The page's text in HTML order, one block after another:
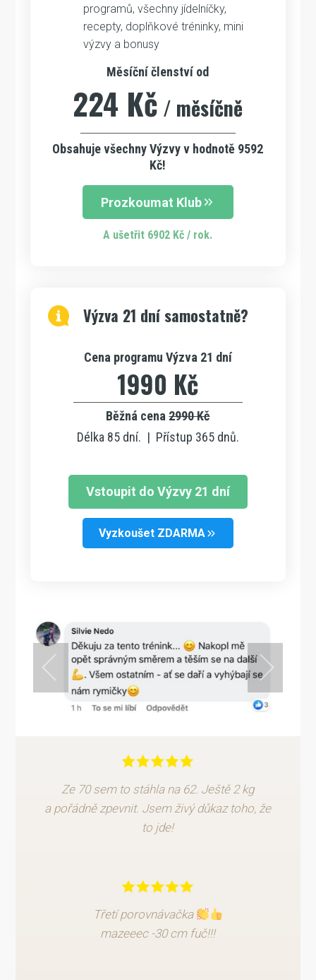
programů, všechny jídelníčky,
recepty, doplňkové tréninky, mini
výzvy a bonusy
Měsíční členství od
224 Kč / měsíčně
Obsahuje všechny Výzvy v hodnotě 9592
Kč!
Prozkoumat Klub
A ušetřit 6902 Kč / rok.
Výzva 21 dní samostatně?
Cena programu Výzva 21 dní
1990 Kč
Běžná cena2990 Kč
Délka 85 dní. | Přístup 365 dnů.
Vstoupit do Výzvy 21 dní
Vyzkoušet ZDARMA
Ze 70 sem to stáhla na 62. Ještě 2 kg
a pořádně zpevnit. Jsem živý důkaz toho, že
to jde!
Třetí porovnávačka
mazeeec -30 cm fuč!!!